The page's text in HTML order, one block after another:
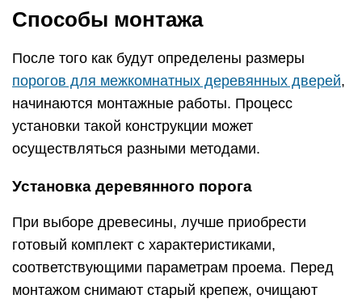
Способы монтажа
После того как будут определены размеры
порогов для межкомнатных деревянных дверей,
начинаются монтажные работы. Процесс
установки такой конструкции может
осуществляться разными методами.
Установка деревянного порога
При выборе древесины, лучше приобрести
готовый комплект с характеристиками,
соответствующими параметрам проема. Перед
монтажом снимают старый крепеж, очищают